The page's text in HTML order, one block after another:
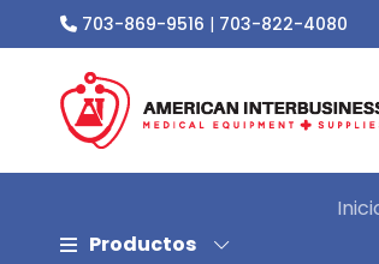
703-869-9516 | 703-822-4080
Productos